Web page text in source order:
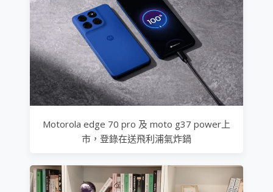
Motorola edge 70 pro 及 moto g37 power上
市，登錄在送飛利浦氣炸鍋